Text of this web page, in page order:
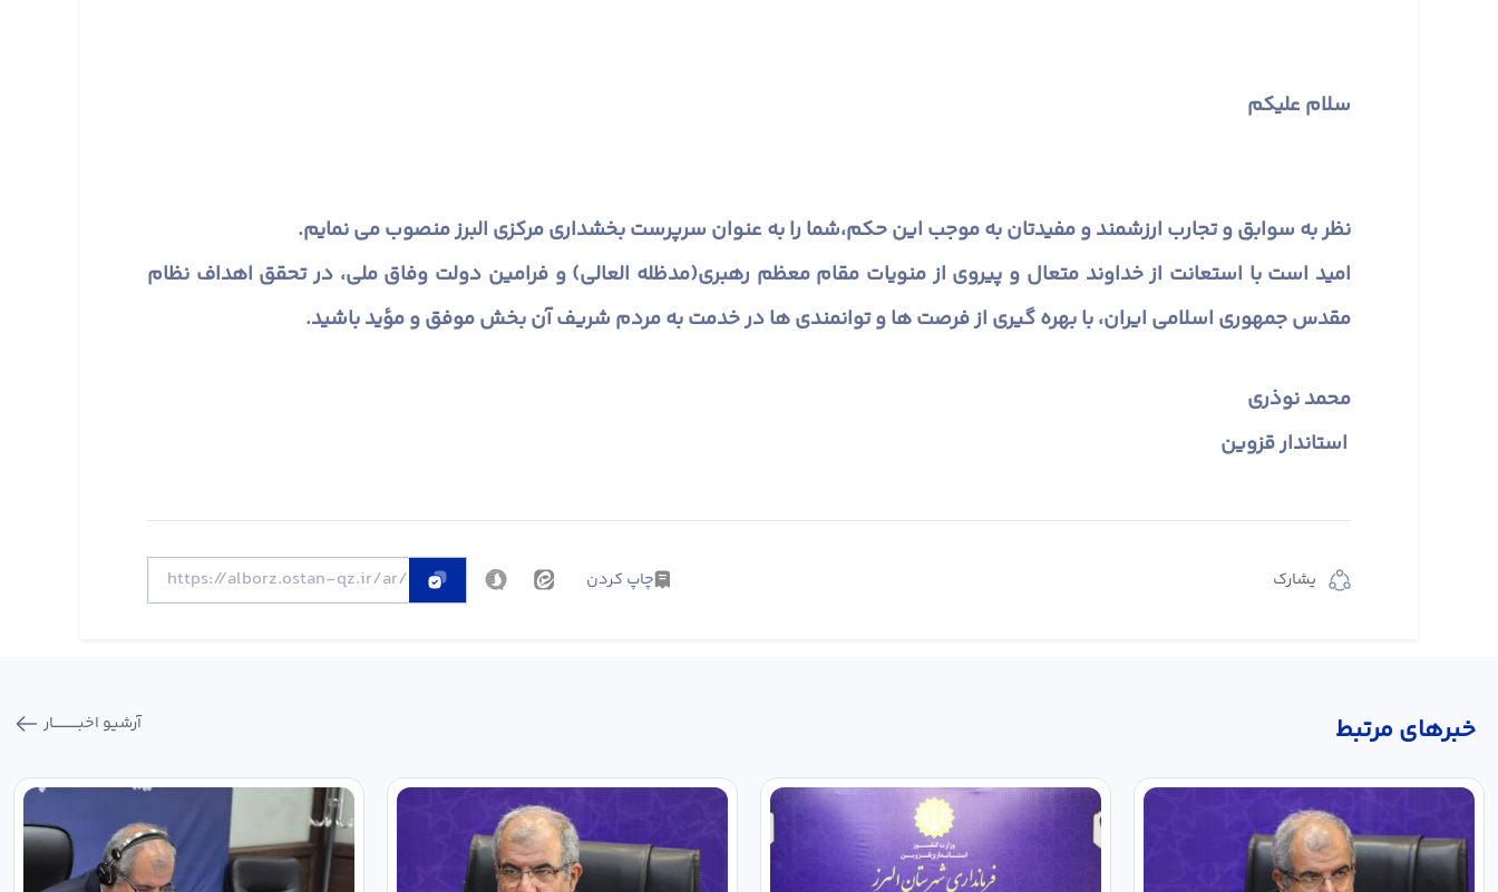
سلام علیکم
نظر به سوابق و تجارب ارزشمند و مفیدتان به موجب این حکم،شما را به عنوان سرپرست بخشداری مرکزی البرز منصوب می نمایم.
امید است با استعانت از خداوند متعال و پیروی از منویات مقام معظم رهبرى(مدظله العالی) و فرامین دولت وفاق ملی، در تحقق اهداف نظام
مقدس جمهوری اسلامی ایران، با بهره گیری از فرصت ها و توانمندی ها در خدمت به مردم شریف آن بخش موفق و مؤید باشید.
محمد نوذری
استاندار قزوین
يشارك چاپ کردن
خبر‌های مرتبط آرشیو اخبـــــــــــار